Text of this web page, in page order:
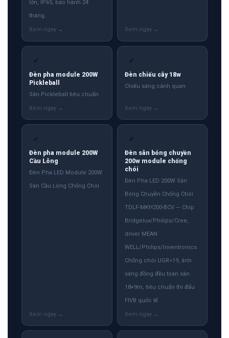
lớn, IP65, bảo hành 24
tháng.
✓
Đèn pha module 200W
Pickleball
Sân Pickleball tiêu chuẩn
✓
Đèn chiếu cây 18w
Chiếu sáng cảnh quan
✓
Đèn pha module 200W
Cầu Lông
Đèn Pha LED Module 200W
Sân Cầu Lông Chống Chói
✓
Đèn sân bóng chuyền
200w module chống
chói
Đèn Pha LED 200W Sân
Bóng Chuyền Chống Chói
TDLF-MKH200-BCV — Chip
Bridgelux/Philips/Cree,
driver MEAN
WELL/Philips/Inventronics.
Chống chói UGR<19, ánh
sáng đồng đều toàn sân
18×9m, tiêu chuẩn thi đấu
FIVB quốc tế